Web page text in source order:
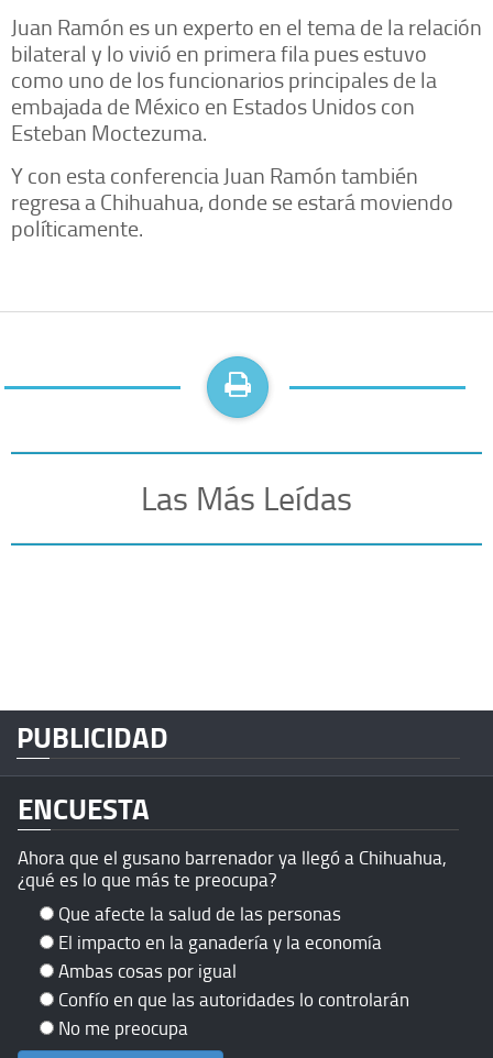
Juan Ramón es un experto en el tema de la relación
bilateral y lo vivió en primera fila pues estuvo
como uno de los funcionarios principales de la
embajada de México en Estados Unidos con
Esteban Moctezuma.
Y con esta conferencia Juan Ramón también
regresa a Chihuahua, donde se estará moviendo
políticamente.
Las Más Leídas
PUBLICIDAD
ENCUESTA
Ahora que el gusano barrenador ya llegó a Chihuahua,
¿qué es lo que más te preocupa?
Que afecte la salud de las personas
El impacto en la ganadería y la economía
Ambas cosas por igual
Confío en que las autoridades lo controlarán
No me preocupa